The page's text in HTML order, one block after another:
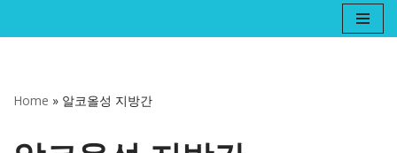
Home » 알코올성 지방간